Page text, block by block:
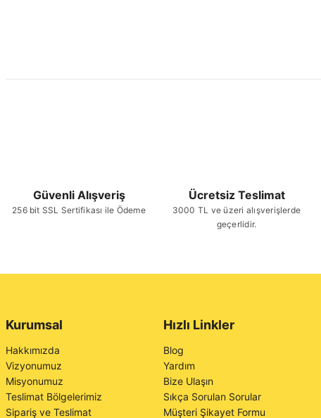
Güvenli Alışveriş
256 bit SSL Sertifikası ile Ödeme
Ücretsiz Teslimat
3000 TL ve üzeri alışverişlerde
geçerlidir.
Kurumsal
Hakkımızda
Vizyonumuz
Misyonumuz
Teslimat Bölgelerimiz
Sipariş ve Teslimat
Hızlı Linkler
Blog
Yardım
Bize Ulaşın
Sıkça Sorulan Sorular
Müşteri Şikayet Formu